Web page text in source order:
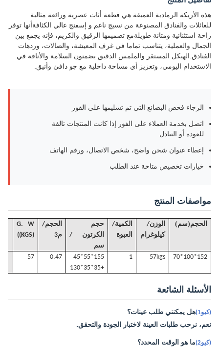
هذه الأريكة الرمادية العميقة هي قطعة أثاث عصرية ورائعة مثالية
للعائلات والفنادق المصنوعة من نسيج ناعم و إسفنج عالي الكثافةأنها توفر
راحة استثنائية ومتانة طويلةمع تصميمها الرقيق والكريم، فإنه يجمع بين
الجمال والعملية، يتناسب تماما في غرف المعيشة، والصالات، وردهات
الفنادق.الهيكل المستقر والملمس الدقيق يضمنون السلامة والأناقة في
الاستخدام اليومي، وتعزيز أي مساحة داخلية مع جو دافئ وأنيق.
الرجاء فحص البضائع التي تم تسليمها على الفور
اتصل بخدمة العملاء على الفور إذا كانت المنتجات تالفة
للعودة أو التبادل
إعطاء عنوان شحن واضح، شخص الاتصال، ورقم الهاتف
خيارات تخصيص متاحة عند الطلب
مواصفات المنتج
الحجم(سم)
الوزن/
كيلوغرام
الكمية/
العبوة
حجم
الكرتون /
سم
الحجم/
م3
G. W
((KGS)
152*100*70
57kgs
1
155*55*45
+35*35*130
0.47
57
الأسئلة الشائعة
(كيو1)
هل يمكنني طلب عينات؟
نعم، نرحب طلبات العينة لاختبار الجودة والتحقق.
(كيو2)
ما هو الوقت المحدد؟